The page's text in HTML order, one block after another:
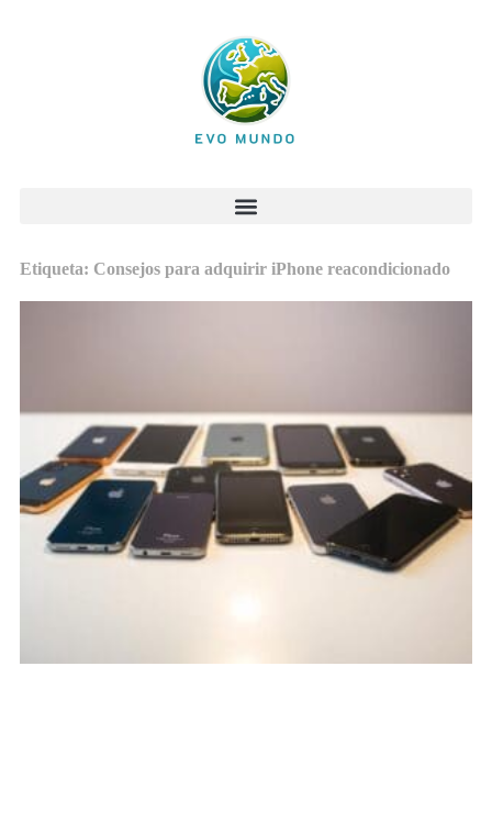
Etiqueta: Consejos para adquirir iPhone reacondicionado